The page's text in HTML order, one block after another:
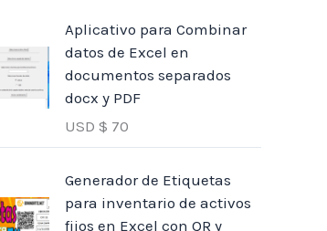
Aplicativo para Combinar
datos de Excel en
documentos separados
docx y PDF
USD $ 70
Generador de Etiquetas
para inventario de activos
fijos en Excel con QR y